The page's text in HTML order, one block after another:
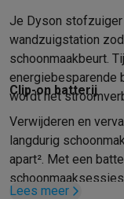
Je Dyson
wandzuigstation
schoonmaakbeurt.
energiebesparende
wordt het
Clip-on batterij
Verwijderen en
langdurig
apart². Met een
schoonmaaksessies.
Lees meer